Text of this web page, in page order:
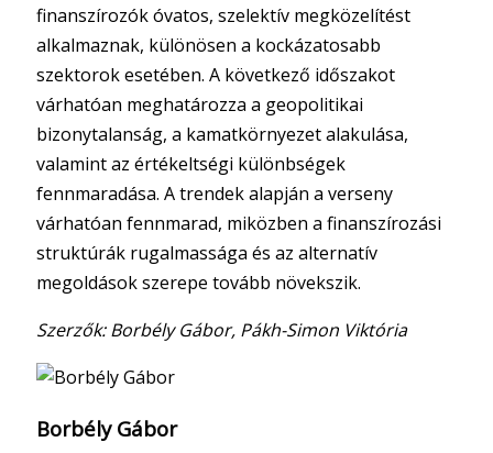
finanszírozók óvatos, szelektív megközelítést
alkalmaznak, különösen a kockázatosabb
szektorok esetében. A következő időszakot
várhatóan meghatározza a geopolitikai
bizonytalanság, a kamatkörnyezet alakulása,
valamint az értékeltségi különbségek
fennmaradása. A trendek alapján a verseny
várhatóan fennmarad, miközben a finanszírozási
struktúrák rugalmassága és az alternatív
megoldások szerepe tovább növekszik.
Szerzők: Borbély Gábor, Pákh-Simon Viktória
Borbély Gábor